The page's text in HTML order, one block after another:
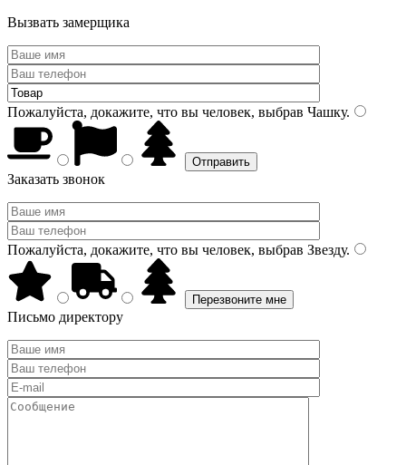
Вызвать замерщика
Пожалуйста, докажите, что вы человек, выбрав Чашку.
Заказать звонок
Пожалуйста, докажите, что вы человек, выбрав Звезду.
Письмо директору